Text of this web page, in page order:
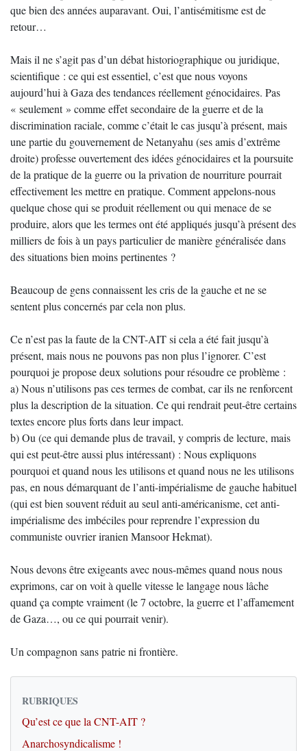
que bien des années auparavant. Oui, l’antisémitisme est de
retour…
Mais il ne s’agit pas d’un débat historiographique ou juridique,
scientifique : ce qui est essentiel, c’est que nous voyons
aujourd’hui à Gaza des tendances réellement génocidaires. Pas
« seulement » comme effet secondaire de la guerre et de la
discrimination raciale, comme c’était le cas jusqu’à présent, mais
une partie du gouvernement de Netanyahu (ses amis d’extrême
droite) professe ouvertement des idées génocidaires et la poursuite
de la pratique de la guerre ou la privation de nourriture pourrait
effectivement les mettre en pratique. Comment appelons-nous
quelque chose qui se produit réellement ou qui menace de se
produire, alors que les termes ont été appliqués jusqu’à présent des
milliers de fois à un pays particulier de manière généralisée dans
des situations bien moins pertinentes ?
Beaucoup de gens connaissent les cris de la gauche et ne se
sentent plus concernés par cela non plus.
Ce n’est pas la faute de la CNT-AIT si cela a été fait jusqu’à
présent, mais nous ne pouvons pas non plus l’ignorer. C’est
pourquoi je propose deux solutions pour résoudre ce problème :
a) Nous n’utilisons pas ces termes de combat, car ils ne renforcent
plus la description de la situation. Ce qui rendrait peut-être certains
textes encore plus forts dans leur impact.
b) Ou (ce qui demande plus de travail, y compris de lecture, mais
qui est peut-être aussi plus intéressant) : Nous expliquons
pourquoi et quand nous les utilisons et quand nous ne les utilisons
pas, en nous démarquant de l’anti-impérialisme de gauche habituel
(qui est bien souvent réduit au seul anti-américanisme, cet anti-
impérialisme des imbéciles pour reprendre l’expression du
communiste ouvrier iranien Mansoor Hekmat).
Nous devons être exigeants avec nous-mêmes quand nous nous
exprimons, car on voit à quelle vitesse le langage nous lâche
quand ça compte vraiment (le 7 octobre, la guerre et l’affamement
de Gaza…, ou ce qui pourrait venir).
Un compagnon sans patrie ni frontière.
RUBRIQUES
Qu’est ce que la CNT-AIT ?
Anarchosyndicalisme !